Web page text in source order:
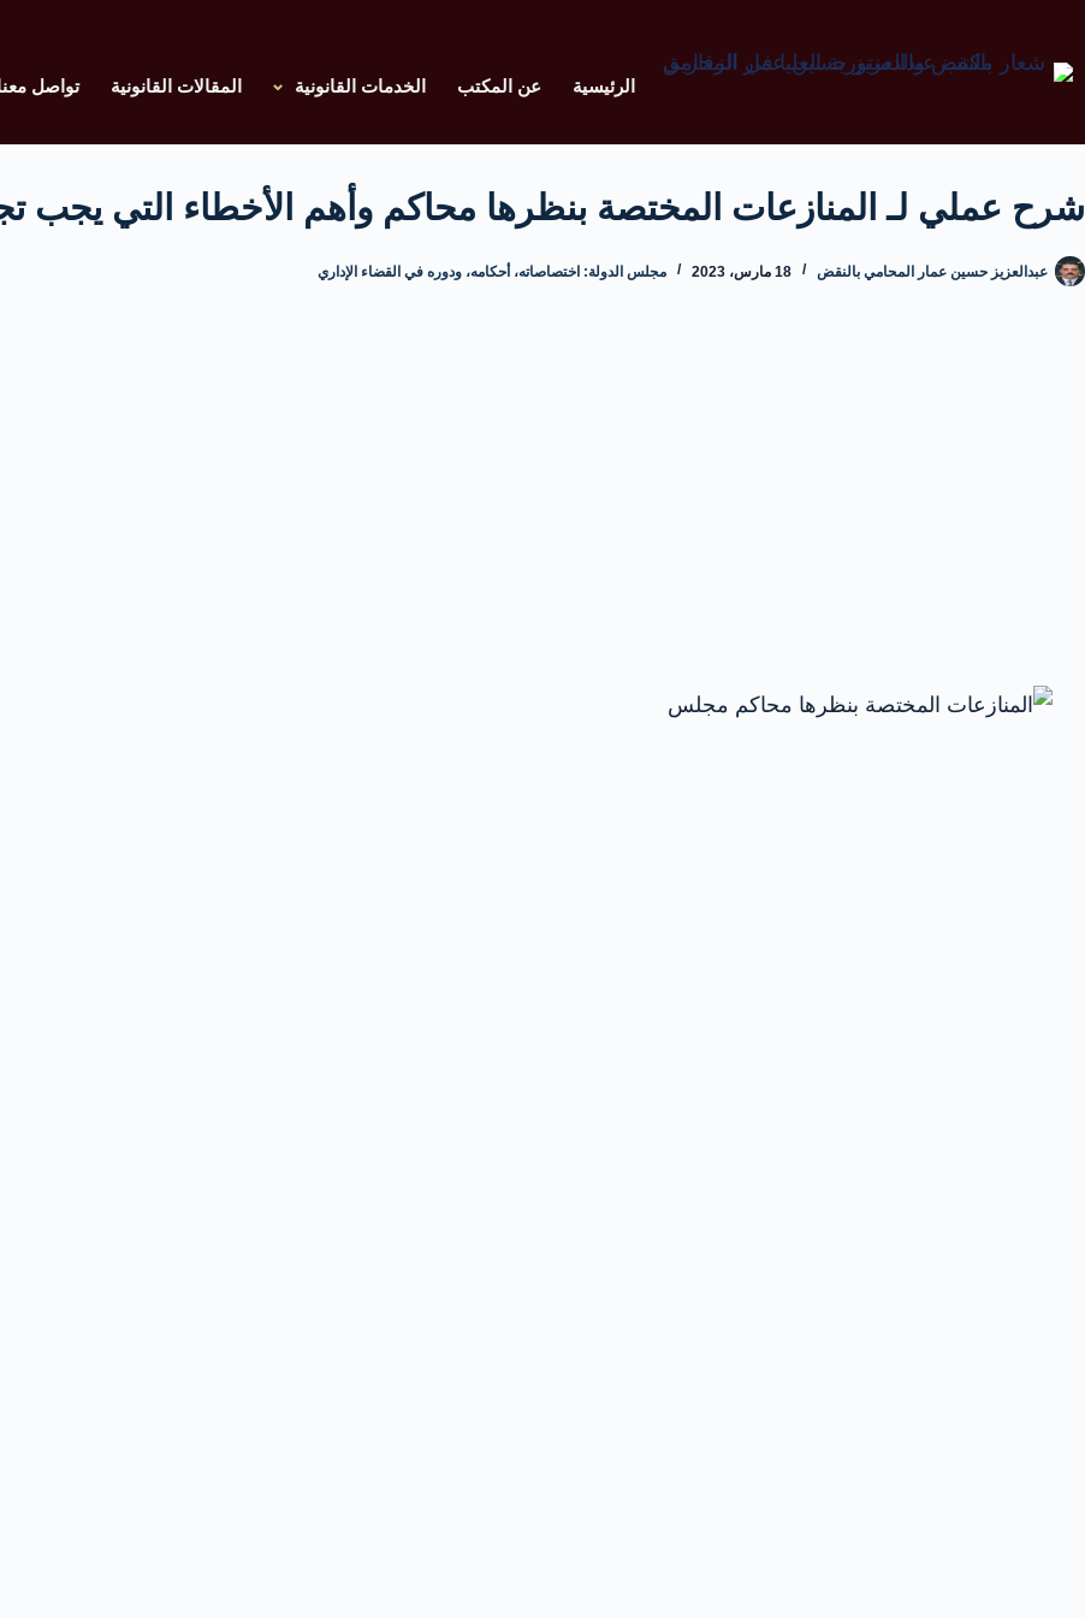
الرئيسية عن المكتب الخدمات القانونية المقالات القانونية تواصل
شرح عملي لـ المنازعات المختصة بنظرها محاكم وأهم الأخطاء التي يجب
عبدالعزيز حسين عمار المحامي بالنقض 18 مارس، 2023 مجلس الدولة: اختصاصاته، أحكامه، ودوره في القضاء الإداري